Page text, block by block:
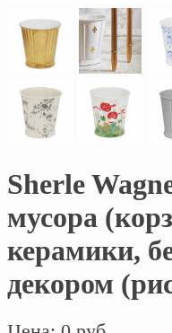
Sherle
мусора
керамики,
декором